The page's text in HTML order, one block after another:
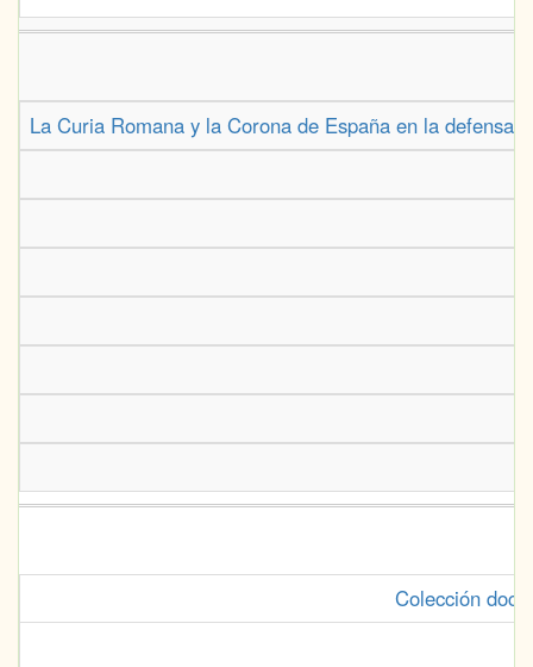
La Curia Romana y la Corona de España en la defensa
Colección